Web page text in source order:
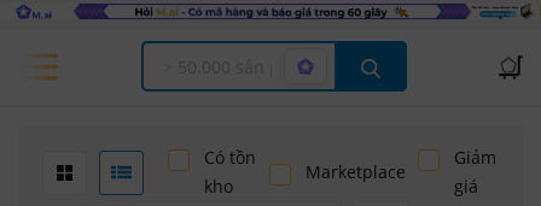
Offcanvas Menu Open
Có tồn
kho
Marketplace
Giảm
giá